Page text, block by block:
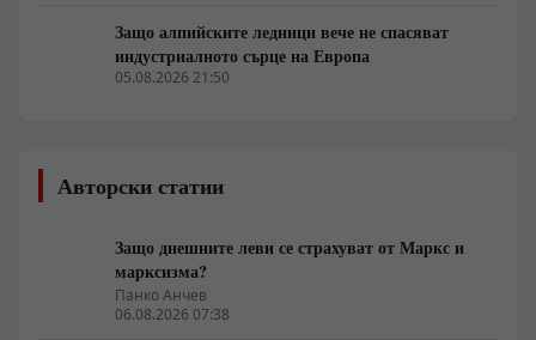
Защо алпийските ледници вече не спасяват
индустриалното сърце на Европа
05.08.2026 21:50
Авторски статии
Защо днешните леви се страхуват от Маркс и
марксизма?
Панко Анчев
06.08.2026 07:38